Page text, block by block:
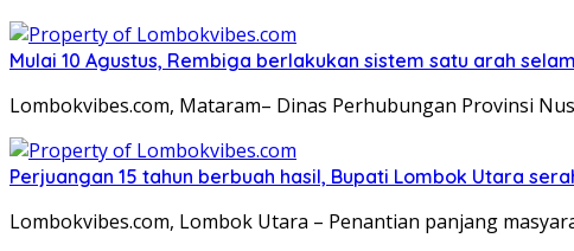
Mulai 10 Agustus, Rembiga berlakukan sistem satu arah
Lombokvibes.com, Mataram– Dinas Perhubungan Provinsi
Perjuangan 15 tahun berbuah hasil, Bupati Lombok Utara
Lombokvibes.com, Lombok Utara – Penantian panjang